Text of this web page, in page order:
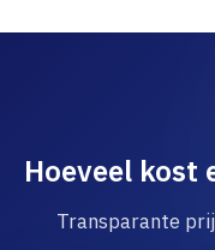
Hoeveel kost
Transparante